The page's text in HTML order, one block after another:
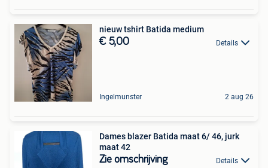
nieuw tshirt Batida medium
€ 5,00 Details
Ingelmunster 2 aug 26
Dames blazer Batida maat 6/ 46, jurk
maat 42
Zie omschrijving Details